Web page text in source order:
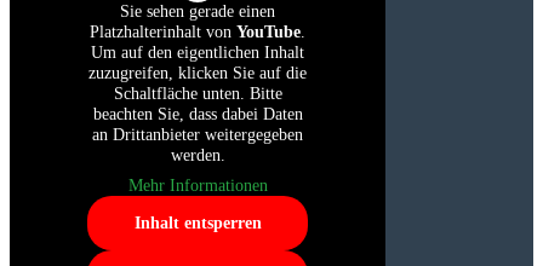
Sie sehen gerade einen
Platzhalterinhalt von YouTube
Um auf den eigentlichen Inhalt
zuzugreifen, klicken Sie auf die
Schaltfläche unten. Bitte
beachten Sie, dass dabei Daten
an Drittanbieter weitergegeben
werden.
Mehr Informationen
Inhalt entsperren